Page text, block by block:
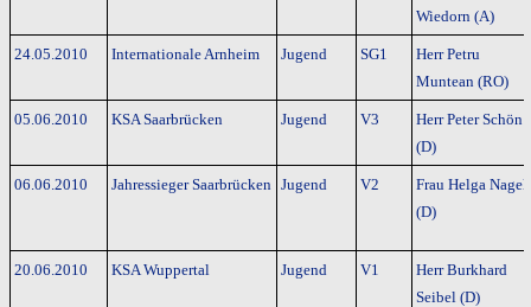
Wiedorn (A)
24.05.2010 Internationale Arnheim Jugend SG1
Herr Petru
Muntean (RO)
05.06.2010 KSA Saarbrücken Jugend V3
Herr Peter Schön
(D)
06.06.2010 Jahressieger Saarbrücken Jugend V2
Frau Helga Nagel
(D)
20.06.2010 KSA Wuppertal Jugend V1
Herr Burkhard
Seibel (D)